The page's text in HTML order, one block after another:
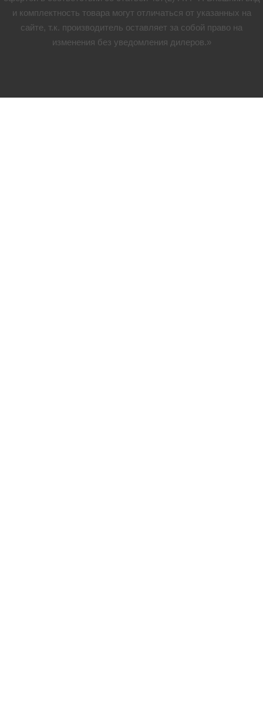
и комплектность товара могут отличаться от указанных на
сайте, т.к. производитель оставляет за собой право на
изменения без уведомления дилеров.»